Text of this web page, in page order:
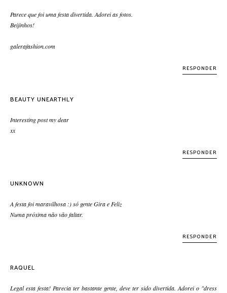
Parece que foi uma festa divertida. Adorei as fotos.
Beijinhos!
galerafashion.com
RESPONDER
BEAUTY UNEARTHLY
Interesting post my dear
xx
RESPONDER
UNKNOWN
A festa foi maravilhosa :) só gente Gira e Feliz
Numa próxima não vão faltar.
RESPONDER
RAQUEL
Legal esta festa! Parecia ter bastante gente, deve ter sido divertida. Adorei o "dress